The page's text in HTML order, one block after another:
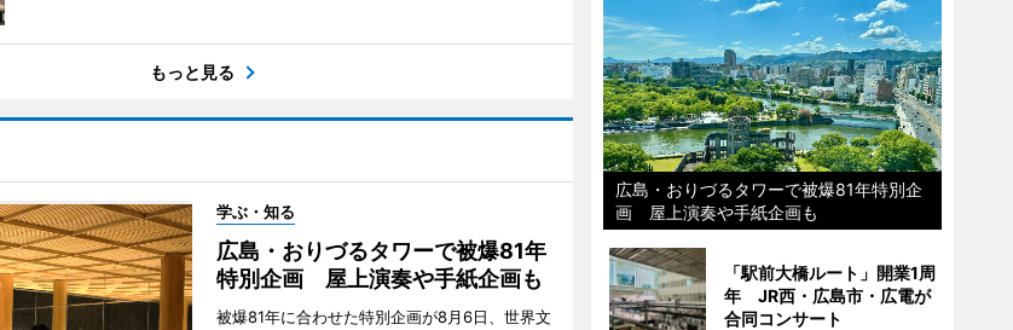
もっと見る
学ぶ・知る
広島・おりづるタワーで被爆81年
特別企画 屋上演奏や手紙企画も
被爆81年に合わせた特別企画が8月6日、世界文
広島・おりづるタワーで被爆81年特別企
画 屋上演奏や手紙企画も
「駅前大橋ルート」開業1周
年 JR西・広島市・広電が
合同コンサート